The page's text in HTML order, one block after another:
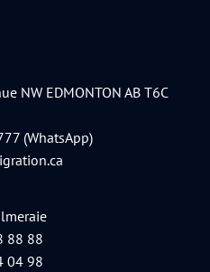
NW EDMONTON AB T6C
(WhatsApp)
88 88
04 98